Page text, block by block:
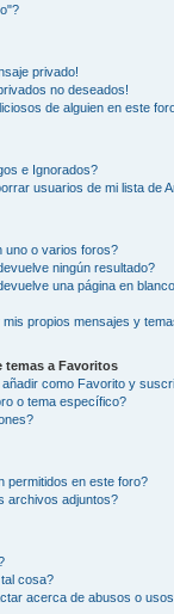
privado!
no deseados!
de alguien en este
e Ignorados?
usuarios de mi lista de
uno o varios foros?
ningún resultado?
una página en
propios mensajes y
temas a Favoritos
como Favorito y
o tema específico?
permitidos en este foro?
archivos adjuntos?
cosa?
acerca de abusos o